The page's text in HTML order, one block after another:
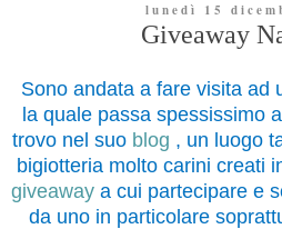
lunedì 15
Giveaway
Sono andata a fare visita ad
la quale passa spessissimo
trovo nel suo blog , un luogo
bigiotteria molto carini creati
giveaway a cui partecipare e
da uno in particolare